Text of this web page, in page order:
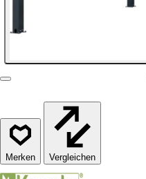
Vergleichen